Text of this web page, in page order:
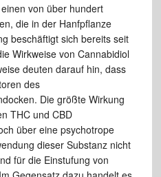
von über hundert
die in der Hanfpflanze
beschäftigt sich bereits seit
Wirkweise von Cannabidiol
deuten darauf hin, dass
des
Die größte Wirkung
THC und CBD
über eine psychotrope
dieser Substanz nicht
für die Einstufung von